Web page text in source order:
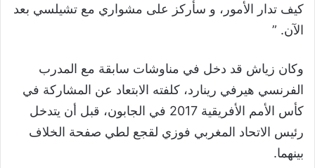
كيف تدار الأمور، و سأركز على مشواري مع تشيلسي بعد
الآن. ”
وكان زياش قد دخل في مناوشات سابقة مع المدرب
الفرنسي هيرفي رينارد، كلفته الابتعاد عن المشاركة في
كأس الأمم الأفريقية 2017 في الجابون، قبل أن يتدخل
رئيس الاتحاد المغربي فوزي لقجع لطي صفحة الخلاف
بينهما.